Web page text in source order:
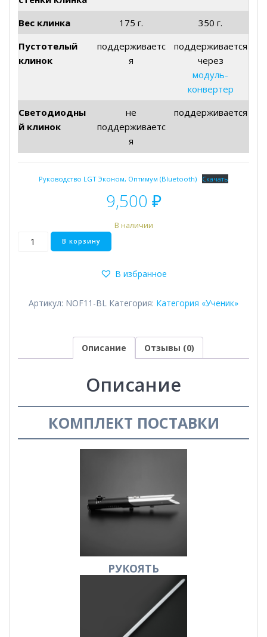
Вес клинка
175 г.
350 г.
Пустотелый
клинок
поддерживаетс
я
поддерживается
через
модуль-
конвертер
Светодиодны
й клинок
не
поддерживаетс
я
поддерживается
Руководство LGT Эконом, Оптимум (Bluetooth) Скачать
9,500 ₽
В наличии
Количество
товара
В корзину
В избранное
Артикул: NOF11-BL Категория: Категория «Ученик»
Описание Отзывы (0)
Описание
КОМПЛЕКТ ПОСТАВКИ
РУКОЯТЬ